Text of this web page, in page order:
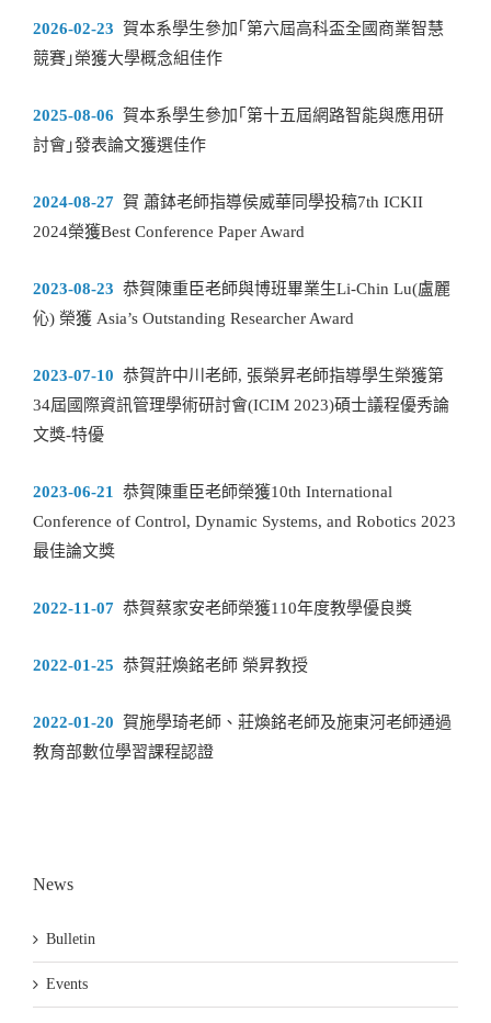
2026-02-23 賀本系學生參加｢第六屆高科盃全國商業智慧
競賽｣榮獲大學概念組佳作
2025-08-06 賀本系學生參加｢第十五屆網路智能與應用研
討會｣發表論文獲選佳作
2024-08-27 賀 蕭鉢老師指導侯威華同學投稿7th ICKII
2024榮獲Best Conference Paper Award
2023-08-23 恭賀陳重臣老師與博班畢業生Li-Chin Lu(盧麗
伈) 榮獲 Asia’s Outstanding Researcher Award
2023-07-10 恭賀許中川老師, 張榮昇老師指導學生榮獲第
34屆國際資訊管理學術研討會(ICIM 2023)碩士議程優秀論
文獎-特優
2023-06-21
恭賀陳重臣老師榮獲10th International
Conference of Control, Dynamic Systems, and Robotics 2023
最佳論文獎
2022-11-07 恭賀蔡家安老師榮獲110年度教學優良獎
2022-01-25 恭賀莊煥銘老師 榮昇教授
2022-01-20 賀施學琦老師、莊煥銘老師及施東河老師通過
教育部數位學習課程認證
News
Bulletin
Events